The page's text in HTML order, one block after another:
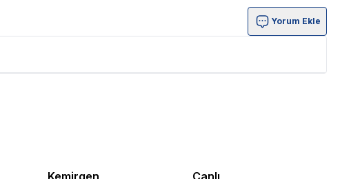
Yorum Ekle
Kemirgen Canlı